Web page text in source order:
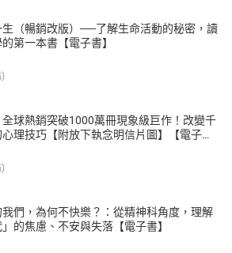
（暢銷改版）──了解生命活動的秘密，讀
第一本書【電子書】
)
全球熱銷突破1000萬冊現象級巨作！改變千
理技巧【附放下執念明信片圖】【電子
)
們，為何不快樂？：從精神科角度，理解
」的焦慮、不安與失落【電子書】